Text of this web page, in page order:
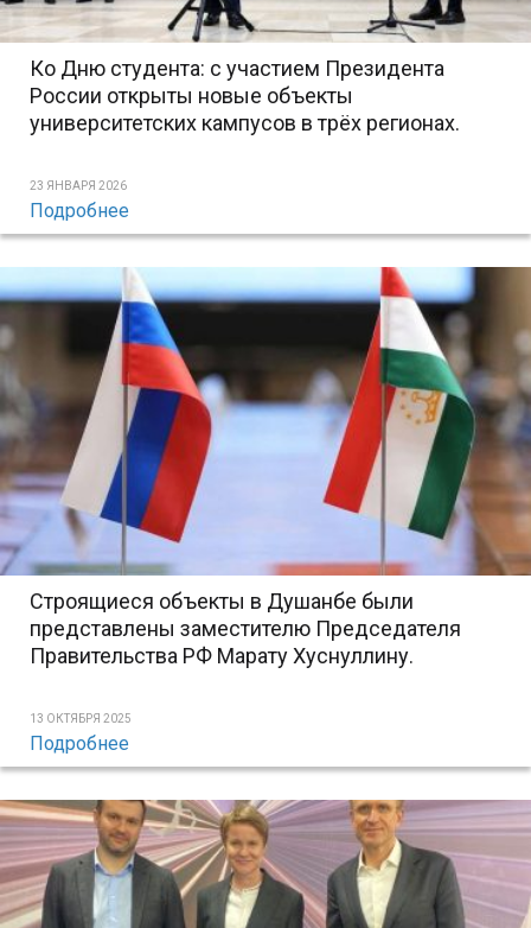
Ко Дню студента: с участием Президента
России открыты новые объекты
университетских кампусов в трёх регионах.
23 ЯНВАРЯ 2026
Подробнее
Строящиеся объекты в Душанбе были
представлены заместителю Председателя
Правительства РФ Марату Хуснуллину.
13 ОКТЯБРЯ 2025
Подробнее